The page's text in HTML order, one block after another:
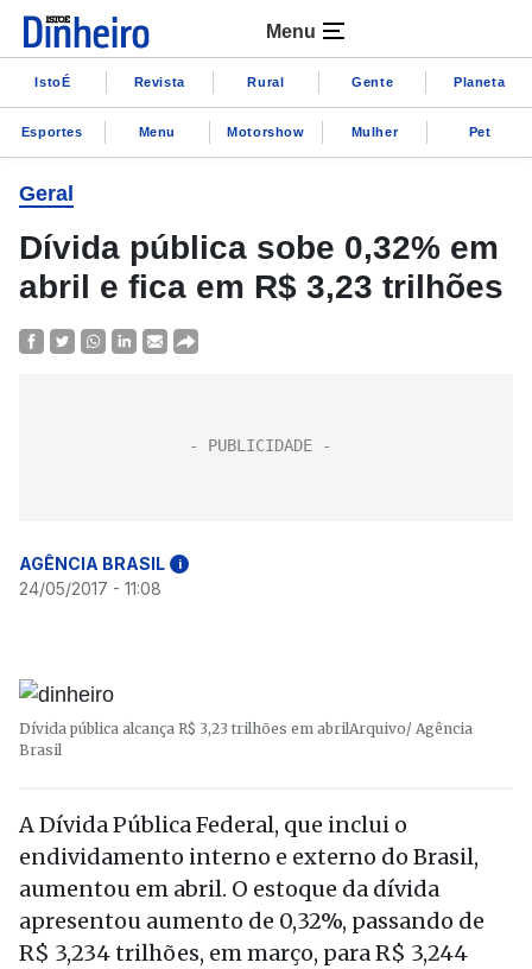
Menu
IstoÉ Revista Rural Gente Planeta
Esportes Menu Motorshow Mulher Pet
Geral
Dívida pública sobe 0,32% em
abril e fica em R$ 3,23 trilhões
AGÊNCIA BRASIL i
24/05/2017 - 11:08
Dívida pública alcança R$ 3,23 trilhões em abril Arquivo/ Agência
Brasil
A Dívida Pública Federal, que inclui o
endividamento interno e externo do Brasil,
aumentou em abril. O estoque da dívida
apresentou aumento de 0,32%, passando de
R$ 3,234 trilhões, em março, para R$ 3,244